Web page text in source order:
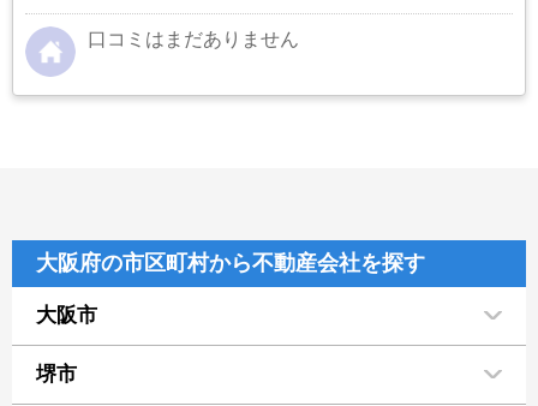
口コミはまだありません
大阪府の市区町村から不動産会社を探す
大阪市
堺市